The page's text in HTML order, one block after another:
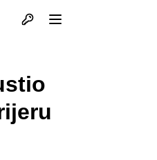
Otvori profil